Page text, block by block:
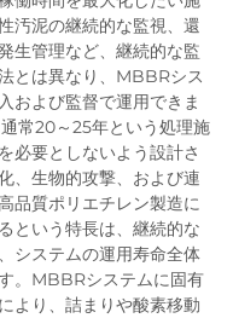
汚泥の継続的な監視、還
生管理など、継続的な監
とは異なり、MBBRシス
および監督で運用できま
常20～25年という処理施
必要としないよう設計さ
、生物的攻撃、および連
品質ポリエチレン製造に
という特長は、継続的な
システムの運用寿命全体
。MBBRシステムに固有
より、詰まりや酸素移動